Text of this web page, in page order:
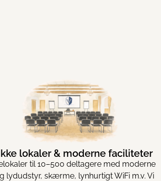
lokaler & moderne faciliteter
til 10–500 deltagere med moderne
lydudstyr, skærme, lynhurtigt WiFi m.v. Vi